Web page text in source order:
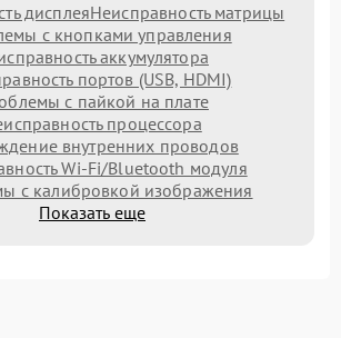
дисплеяНеисправность матрицы
с кнопками управления
аккумулятора
портов (USB, HDMI)
с пайкой на плате
процессора
внутренних проводов
Wi-Fi/Bluetooth модуля
с калибровкой изображения
Показать еще